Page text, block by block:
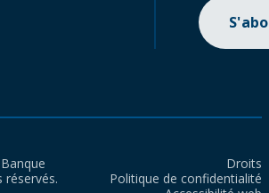
réservés.
Droits
Politique de confidentialité